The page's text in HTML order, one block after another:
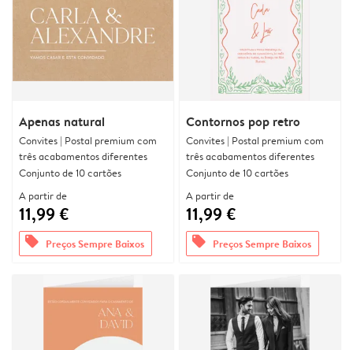
Apenas natural
Convites | Postal premium com
três acabamentos diferentes
Conjunto de 10 cartões
A partir de
11,99 €
offers Preços Sempre Baixos
Contornos pop retro
Convites | Postal premium com
três acabamentos diferentes
Conjunto de 10 cartões
A partir de
11,99 €
offers Preços Sempre Baixos